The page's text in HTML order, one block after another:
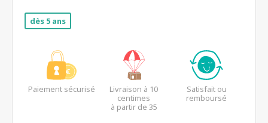
dès 5 ans
Paiement sécurisé
Livraison à 10
centimes
à partir de 35
Satisfait ou
remboursé